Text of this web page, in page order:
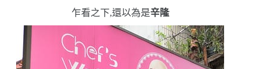
乍看之下,還以為是辛隆